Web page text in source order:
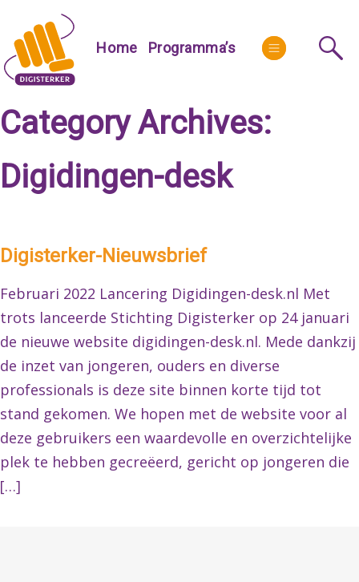
content
Home Programma’s More
Category Archives:
Digidingen-desk
Digisterker-Nieuwsbrief
Februari 2022 Lancering Digidingen-desk.nl Met
trots lanceerde Stichting Digisterker op 24 januari
de nieuwe website digidingen-desk.nl. Mede dankzij
de inzet van jongeren, ouders en diverse
professionals is deze site binnen korte tijd tot
stand gekomen. We hopen met de website voor al
deze gebruikers een waardevolle en overzichtelijke
plek te hebben gecreëerd, gericht op jongeren die
[…]